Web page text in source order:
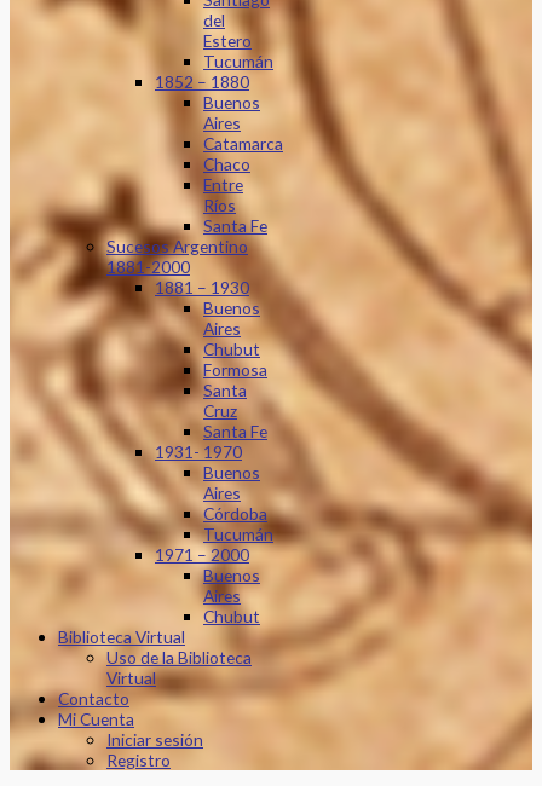
del
Estero
Tucumán
1852 – 1880
Buenos
Aires
Catamarca
Chaco
Entre
Ríos
Santa Fe
Sucesos Argentino
1881-2000
1881 – 1930
Buenos
Aires
Chubut
Formosa
Santa
Cruz
Santa Fe
1931- 1970
Buenos
Aires
Córdoba
Tucumán
1971 – 2000
Buenos
Aires
Chubut
Biblioteca Virtual
Uso de la Biblioteca
Virtual
Contacto
Mi Cuenta
Iniciar sesión
Registro